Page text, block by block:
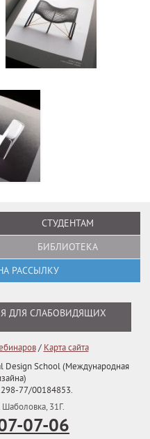
СТУДЕНТАМ
БИБЛИОТЕКА
РАССЫЛКУ
ДЛЯ СЛАБОВИДЯЩИХ
/ Карта сайта
Design School (Международная
77/00184853.
Шаболовка, 31Г.
07-06